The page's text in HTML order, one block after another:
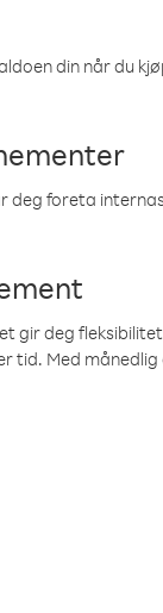
din når du
foreta
gir deg
tid. Med